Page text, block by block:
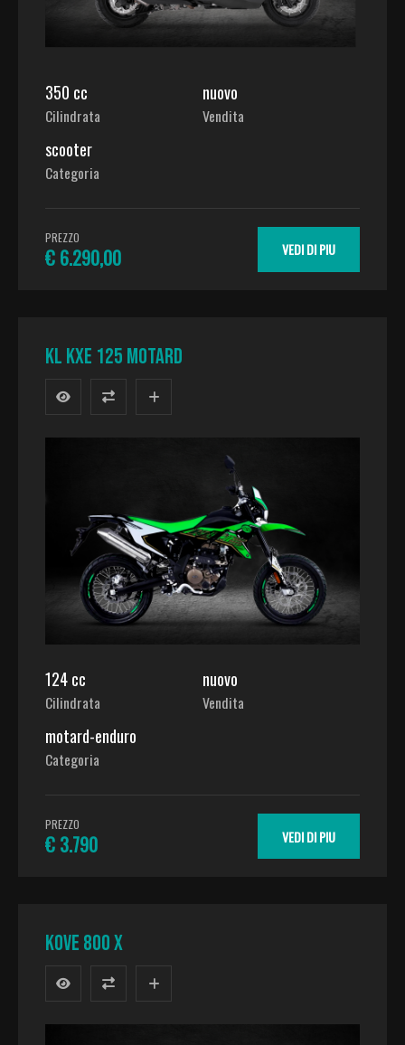
350 cc
Cilindrata
nuovo
Vendita
scooter
Categoria
PREZZO
€ 6.290,00 VEDI DI PIU
KL KXE 125 MOTARD
124 cc
Cilindrata
nuovo
Vendita
motard-enduro
Categoria
PREZZO
€ 3.790 VEDI DI PIU
KOVE 800 X